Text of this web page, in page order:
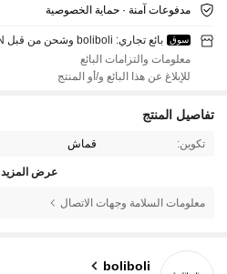
مدفوعات آمنة · حماية الخصوصية
سوق
بائع تجاري: boliboli وشحن من قبل SHEIN
معلومات والتزامات البائع
للإبلاغ عن هذا البائع و/أو المنتج
تفاصيل المنتج
تكوين: قماش
عرض المزيد
معلومات السلامة وجهات الاتصال
boliboli